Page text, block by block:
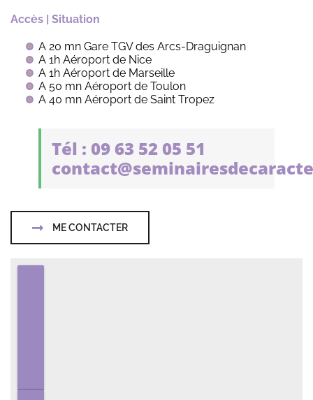
Accès | Situation
A 20 mn Gare TGV des Arcs-Draguignan
A 1h Aéroport de Nice
A 1h Aéroport de Marseille
A 50 mn Aéroport de Toulon
A 40 mn Aéroport de Saint Tropez
Tél : 09 63 52 05 51
ME CONTACTER